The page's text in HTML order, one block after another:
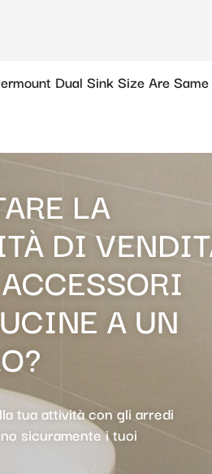
Dual Sink Size Are Same
LA
DI
A UN
tua attività con gli arredi
sicuramente i tuoi